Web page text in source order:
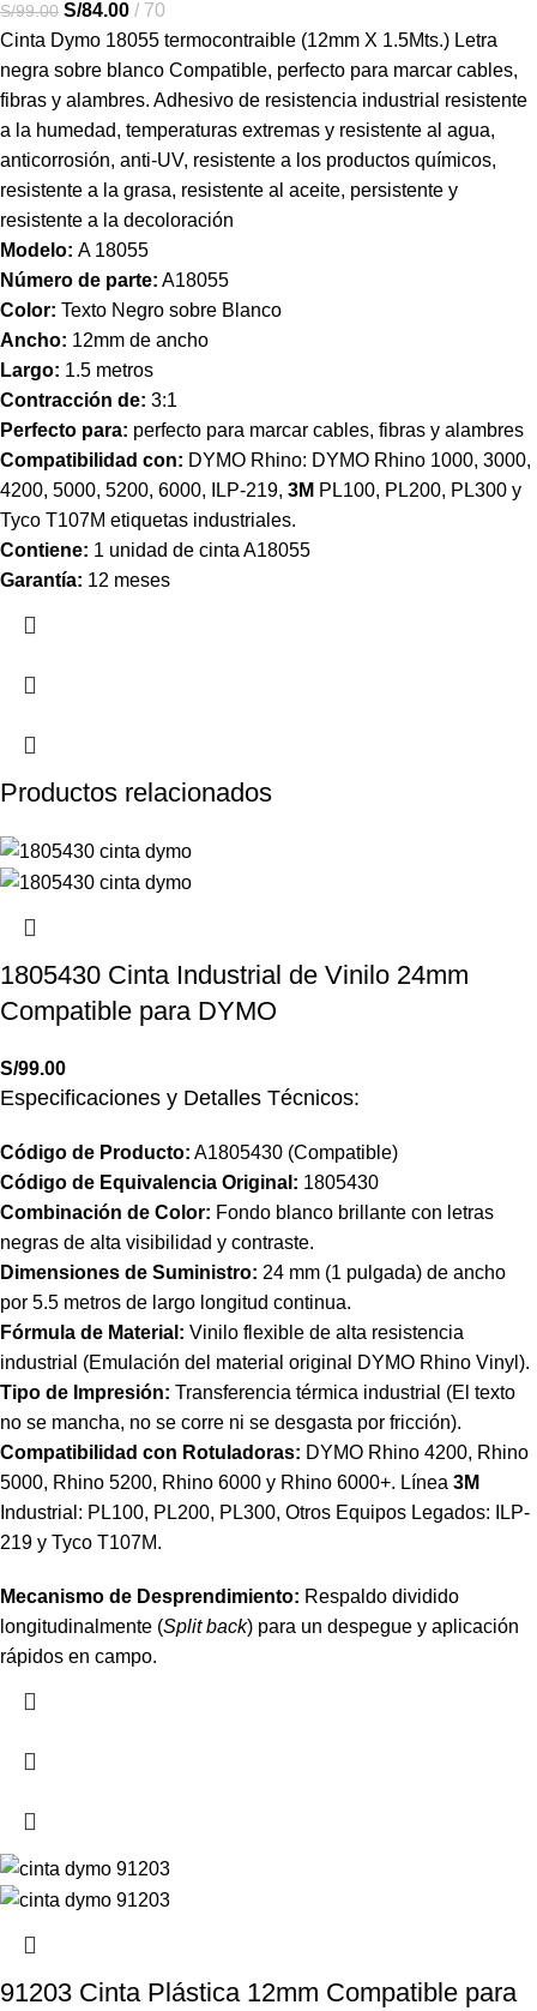
S/99.00 S/84.00
70
Cinta Dymo 18055 termocontraible (12mm X 1.5Mts.) Letra
negra sobre blanco Compatible, perfecto para marcar cables,
fibras y alambres. Adhesivo de resistencia industrial resistente
a la humedad, temperaturas extremas y resistente al agua,
anticorrosión, anti-UV, resistente a los productos químicos,
resistente a la grasa, resistente al aceite, persistente y
resistente a la decoloración
Modelo: A 18055
Número de parte: A18055
Color: Texto Negro sobre Blanco
Ancho: 12mm de ancho
Largo: 1.5 metros
Contracción de: 3:1
Perfecto para: perfecto para marcar cables, fibras y alambres
Compatibilidad con: DYMO Rhino: DYMO Rhino 1000, 3000,
4200, 5000, 5200, 6000, ILP-219, 3M PL100, PL200, PL300 y
Tyco T107M etiquetas industriales.
Contiene: 1 unidad de cinta A18055
Garantía: 12 meses
Productos relacionados
1805430 Cinta Industrial de Vinilo 24mm
Compatible para DYMO
S/99.00
Especificaciones y Detalles Técnicos:
Código de Producto: A1805430 (Compatible)
Código de Equivalencia Original: 1805430
Combinación de Color: Fondo blanco brillante con letras
negras de alta visibilidad y contraste.
Dimensiones de Suministro: 24 mm (1 pulgada) de ancho
por 5.5 metros de largo longitud continua.
Fórmula de Material: Vinilo flexible de alta resistencia
industrial (Emulación del material original DYMO Rhino Vinyl).
Tipo de Impresión: Transferencia térmica industrial (El texto
no se mancha, no se corre ni se desgasta por fricción).
Compatibilidad con Rotuladoras: DYMO Rhino 4200, Rhino
5000, Rhino 5200, Rhino 6000 y Rhino 6000+. Línea 3M
Industrial: PL100, PL200, PL300, Otros Equipos Legados: ILP-
219 y Tyco T107M.
Mecanismo de Desprendimiento: Respaldo dividido
longitudinalmente (Split back) para un despegue y aplicación
rápidos en campo.
91203 Cinta Plástica 12mm Compatible para